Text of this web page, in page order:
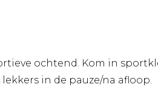
ochtend. Kom in
in de pauze/na afloop.